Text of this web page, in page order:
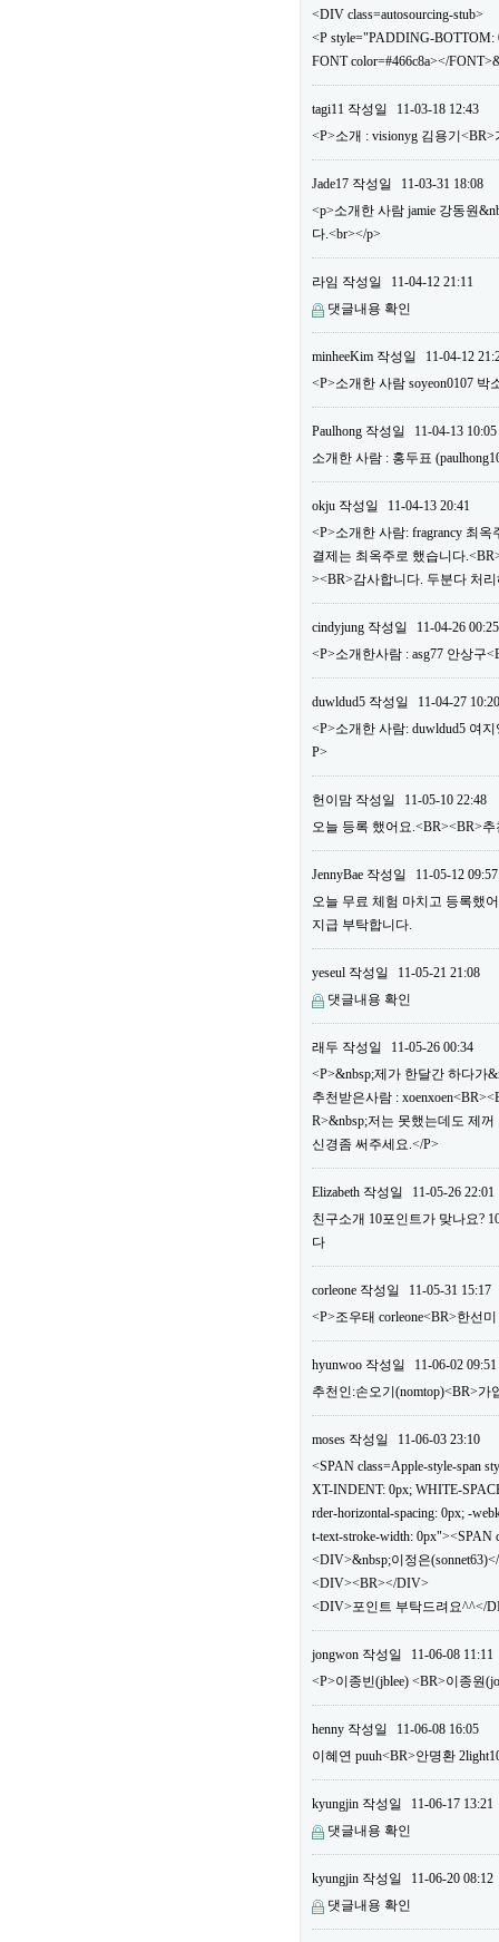
<DIV class=autosourcing-stub>
<P style="PADDING-
FONT color=#466c8a></
tagi11 작성일
11-03-18 12:43
<P>소개 : visionyg 김용기
Jade17 작성일
11-03-31 18:08
<p>소개한 사람 jamie 강동원
다.<br></p>
라임 작성일
11-04-12 21:11
댓글내용 확인
minheeKim 작성일
11-04-12
<P>소개한 사람 soyeon0107 박
Paulhong 작성일
11-04-13 10:05
소개한 사람 : 홍두표
okju 작성일
11-04-13 20:41
<P>소개한 사람: fragrancy 최
결제는 최옥주로 했습니다
><BR>감사합니다. 두분다 처
cindyjung 작성일
11-04-26 00:25
<P>소개한사람 : asg77 안상구
duwldud5 작성일
11-04-27 10:20
<P>소개한 사람: duwldud5 여
P>
헌이맘 작성일
11-05-10 22:48
오늘 등록 했어요.<BR><BR>
JennyBae 작성일
11-05-12 09:57
오늘 무료 체험 마치고 등록했
지급 부탁합니다.
yeseul 작성일
11-05-21 21:08
댓글내용 확인
래두 작성일
11-05-26 00:34
<P>&nbsp;제가 한달간 하다가
추천받은사람 :
R>&nbsp;저는 못했는데도 제
신경좀 써주세요.</P>
Elizabeth 작성일
11-05-26 22:01
친구소개 10포인트가 맞나요?
다
corleone 작성일
11-05-31 15:17
<P>조우태 corleone<BR>한선
hyunwoo 작성일
11-06-02 09:51
추천인:손오기(nomtop)<BR>
moses 작성일
11-06-03 23:10
<SPAN class=Apple-style-span
XT-INDENT: 0px; WHITE-
rder-horizontal-spacing: 0px; -
t-text-stroke-width: 0px"><SPAN
<DIV>&nbsp;이정은
<DIV><BR></DIV>
<DIV>포인트 부탁드려요^^</
jongwon 작성일
11-06-08 11:11
<P>이종빈(jblee) <BR>이종원
henny 작성일
11-06-08 16:05
이혜연 puuh<BR>안명환
kyungjin 작성일
11-06-17 13:21
댓글내용 확인
kyungjin 작성일
11-06-20 08:12
댓글내용 확인